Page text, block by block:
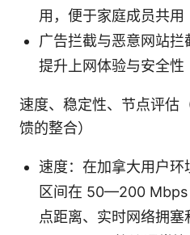
用，便于家庭成员共用
广告拦截与恶意网站拦
提升上网体验与安全性
速度、稳定性、节点评估
馈的整合）
速度：在加拿大用户
区间在 50—200 Mbps
点距离、实时网络拥塞